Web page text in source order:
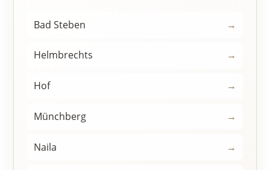
Bad Steben →
Helmbrechts →
Hof →
Münchberg →
Naila →